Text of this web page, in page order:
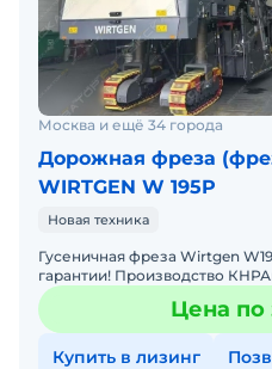
Москва и ещё 34 города
Дорожная фреза
WIRTGEN W 195P
Новая техника
Гусеничная фреза Wirtgen
гарантии! Производство
ГерманииСрок поставки 4
Цена по
Купить в лизинг